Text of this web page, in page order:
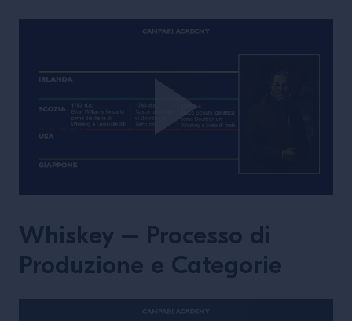
Whiskey – Processo di
Produzione e Categorie